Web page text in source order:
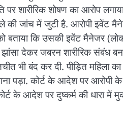
पर शारीरिक शोषण का आरोप
की जांच में जुटी है. आरोपी इवेंट
को बताया कि उसकी इवेंट मैनेजर
देकर जबरन शारीरिक संबंध
भी बंद कर दी. पीड़ित महिला
पड़ा. कोर्ट के आदेश पर
के आदेश पर दुष्कर्म की धारा में